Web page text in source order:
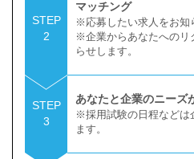
STEP
2
マッチング
※応募したい求人をお知
※企業からあなたへのリ
らせします。
STEP
3
あなたと企業のニーズ
※採用試験の日程などは
ます。